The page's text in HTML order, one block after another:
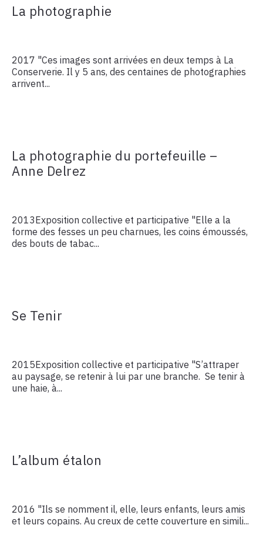
La photographie
2017 "Ces images sont arrivées en deux temps à La
Conserverie. Il y 5 ans, des centaines de photographies
arrivent...
La photographie du portefeuille –
Anne Delrez
2013Exposition collective et participative "Elle a la
forme des fesses un peu charnues, les coins émoussés,
des bouts de tabac...
Se Tenir
2015Exposition collective et participative "S’attraper
au paysage, se retenir à lui par une branche. Se tenir à
une haie, à...
L’album étalon
2016 "Ils se nomment il, elle, leurs enfants, leurs amis
et leurs copains. Au creux de cette couverture en simili...